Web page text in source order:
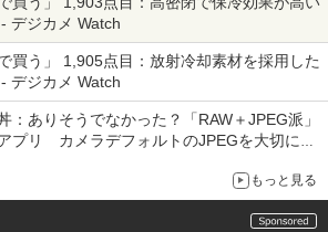
デジカメ Watch
買う」 1,905点目：放射冷却素材を採用した
デジカメ Watch
：ありそうでなかった？「RAW＋JPEG派」
プリ カメラデフォルトのJPEGを大切にす
もっと見る